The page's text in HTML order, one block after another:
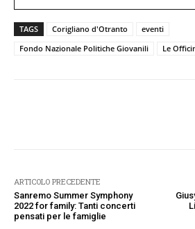
TAGS Corigliano d'Otranto
eventi
Fondo Nazionale Politiche Giovanili
Le
ARTICOLO PRECEDENTE
Sanremo Summer Symphony
2022 for family: Tanti concerti
pensati per le famiglie